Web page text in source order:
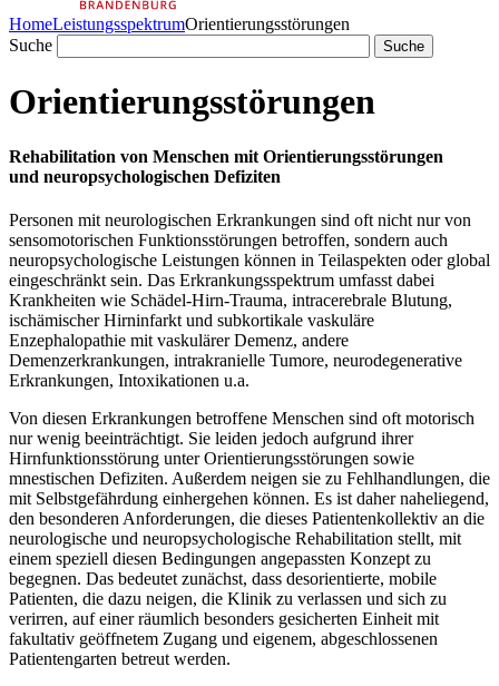
HomeLeistungsspektrumOrientierungsstörungen
Suche
Orientierungsstörungen
Rehabilitation von Menschen mit Orientierungsstörungen
und neuropsychologischen Defiziten
Personen mit neurologischen Erkrankungen sind oft nicht nur von
sensomotorischen Funktionsstörungen betroffen, sondern auch
neuropsychologische Leistungen können in Teilaspekten oder global
eingeschränkt sein. Das Erkrankungsspektrum umfasst dabei
Krankheiten wie Schädel-Hirn-Trauma, intracerebrale Blutung,
ischämischer Hirninfarkt und subkortikale vaskuläre
Enzephalopathie mit vaskulärer Demenz, andere
Demenzerkrankungen, intrakranielle Tumore, neurodegenerative
Erkrankungen, Intoxikationen u.a.
Von diesen Erkrankungen betroffene Menschen sind oft motorisch
nur wenig beeinträchtigt. Sie leiden jedoch aufgrund ihrer
Hirnfunktionsstörung unter Orientierungsstörungen sowie
mnestischen Defiziten. Außerdem neigen sie zu Fehlhandlungen, die
mit Selbstgefährdung einhergehen können. Es ist daher naheliegend,
den besonderen Anforderungen, die dieses Patientenkollektiv an die
neurologische und neuropsychologische Rehabilitation stellt, mit
einem speziell diesen Bedingungen angepassten Konzept zu
begegnen. Das bedeutet zunächst, dass desorientierte, mobile
Patienten, die dazu neigen, die Klinik zu verlassen und sich zu
verirren, auf einer räumlich besonders gesicherten Einheit mit
fakultativ geöffnetem Zugang und eigenem, abgeschlossenen
Patientengarten betreut werden.